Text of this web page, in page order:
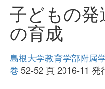
子どもの
の育成
島根大学教育学部附属
巻 52-52 頁 2016-11 発